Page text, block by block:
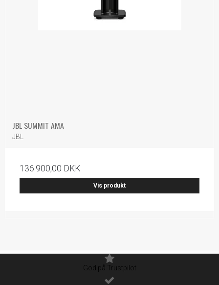
JBL SUMMIT AMA
JBL
136.900,00 DKK
Vis produkt
God på Trustpilot